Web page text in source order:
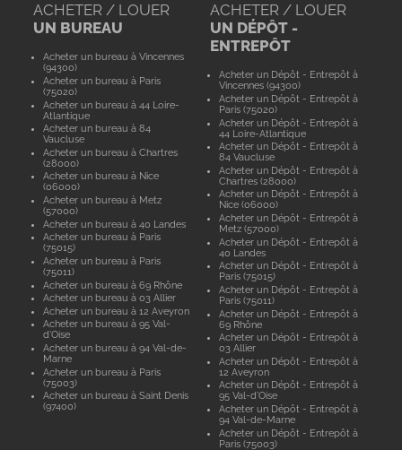
ACHETER / LOUER
UN BUREAU
Acheter un bureau à Vincennes
(94300)
Acheter un bureau à Paris
(75020)
Acheter un bureau à 44 Loire-
Atlantique
Acheter un bureau à 84
Vaucluse
Acheter un bureau à Chartres
(28000)
Acheter un bureau à Nice
(06000)
Acheter un bureau à Metz
(57000)
Acheter un bureau à 40 Landes
Acheter un bureau à Paris
(75015)
Acheter un bureau à Paris
(75011)
Acheter un bureau à 69 Rhône
Acheter un bureau à 03 Allier
Acheter un bureau à 12 Aveyron
Acheter un bureau à 95 Val-
d'Oise
Acheter un bureau à 94 Val-de-
Marne
Acheter un bureau à Paris
(75003)
Acheter un bureau à Saint Denis
(97400)
ACHETER / LOUER
UN DÉPÔT -
ENTREPÔT
Acheter un Dépôt - Entrepôt à
Vincennes (94300)
Acheter un Dépôt - Entrepôt à
Paris (75020)
Acheter un Dépôt - Entrepôt à
44 Loire-Atlantique
Acheter un Dépôt - Entrepôt à
84 Vaucluse
Acheter un Dépôt - Entrepôt à
Chartres (28000)
Acheter un Dépôt - Entrepôt à
Nice (06000)
Acheter un Dépôt - Entrepôt à
Metz (57000)
Acheter un Dépôt - Entrepôt à
40 Landes
Acheter un Dépôt - Entrepôt à
Paris (75015)
Acheter un Dépôt - Entrepôt à
Paris (75011)
Acheter un Dépôt - Entrepôt à
69 Rhône
Acheter un Dépôt - Entrepôt à
03 Allier
Acheter un Dépôt - Entrepôt à
12 Aveyron
Acheter un Dépôt - Entrepôt à
95 Val-d'Oise
Acheter un Dépôt - Entrepôt à
94 Val-de-Marne
Acheter un Dépôt - Entrepôt à
Paris (75003)